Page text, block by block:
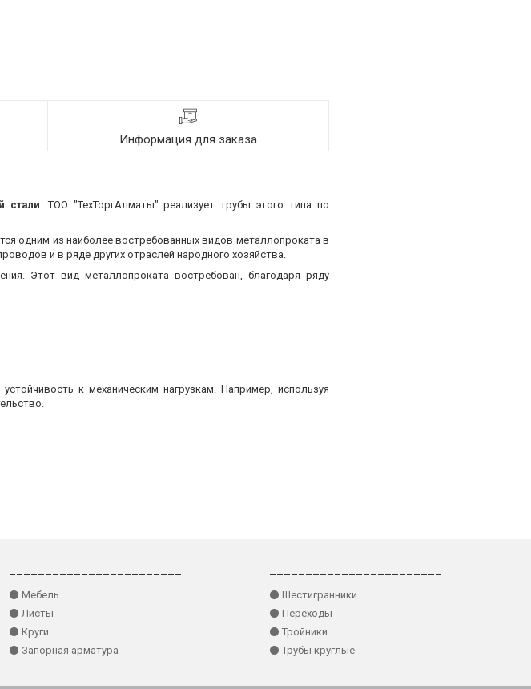
Информация для заказа
стали. ТОО "ТехТоргАлматы" реализует трубы этого типа по
одним из наиболее востребованных видов металлопроката в
и в ряде других отраслей народного хозяйства.
Этот вид металлопроката востребован, благодаря ряду
к механическим нагрузкам. Например, используя
⚫ Мебель
⚫ Листы
⚫ Круги
⚫ Запорная арматура
⚫ Шестигранники
⚫ Переходы
⚫ Тройники
⚫ Трубы круглые